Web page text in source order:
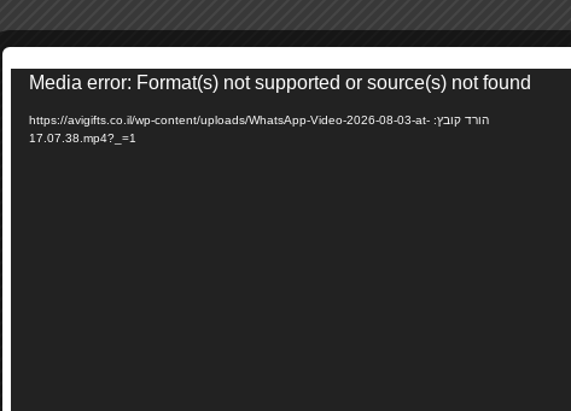
Media error: Format(s) not supported or source(s) not found
הורד קובץ: https://avigifts.co.il/wp-content/uploads/WhatsApp-Video-2026-08-03-at-
17.07.38.mp4?_=1